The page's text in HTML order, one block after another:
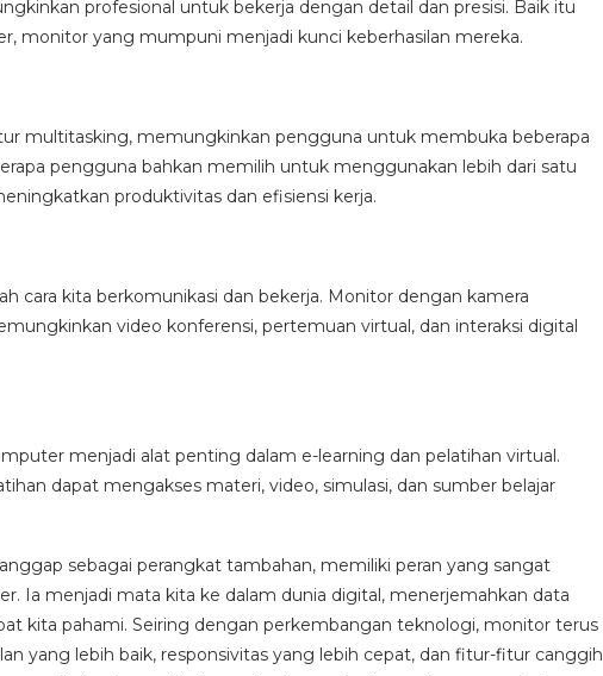
profesional untuk bekerja dengan detail dan presisi. Baik itu
monitor yang mumpuni menjadi kunci keberhasilan mereka.
multitasking, memungkinkan pengguna untuk membuka beberapa
pengguna bahkan memilih untuk menggunakan lebih dari satu
produktivitas dan efisiensi kerja.
cara kita berkomunikasi dan bekerja. Monitor dengan kamera
video konferensi, pertemuan virtual, dan interaksi digital
menjadi alat penting dalam e-learning dan pelatihan virtual.
dapat mengakses materi, video, simulasi, dan sumber belajar
sebagai perangkat tambahan, memiliki peran yang sangat
Ia menjadi mata kita ke dalam dunia digital, menerjemahkan data
kita pahami. Seiring dengan perkembangan teknologi, monitor terus
yang lebih baik, responsivitas yang lebih cepat, dan fitur-fitur canggih